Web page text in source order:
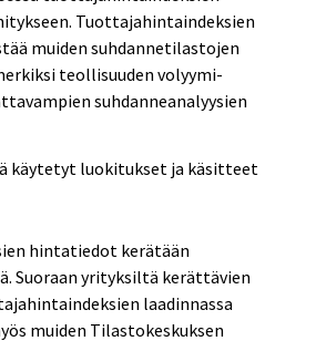
Tuottajahintaindeksien
muiden suhdannetilastojen
teollisuuden volyymi-
suhdanneanalyysien
käytetyt luokitukset ja käsitteet
hintatiedot kerätään
Suoraan yrityksiltä kerättävien
laadinnassa
muiden Tilastokeskuksen